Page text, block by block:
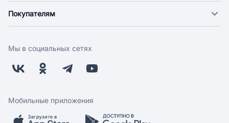
Новости
Поставщикам
Заводчикам
Обратная связь
Покупателям
Оплата
Бонусная программа
Скидки и акции
Мы в социальных сетях
Мобильные приложения